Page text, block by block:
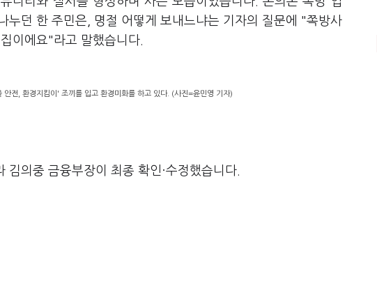
누던 한 주민은, 명절 어떻게 보내느냐는 기자의 질문에 "쪽방사
이에요"라고 말했습니다.
전, 환경지킴이' 조끼를 입고 환경미화를 하고 있다. (사진=윤민영 기자)
의중 금융부장이 최종 확인·수정했습니다.